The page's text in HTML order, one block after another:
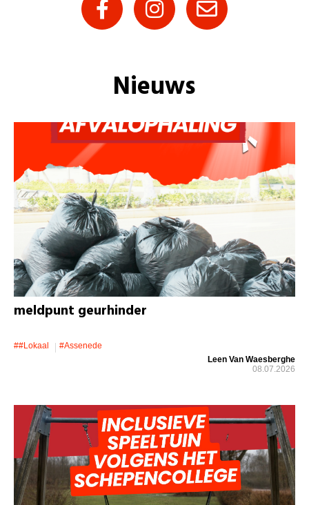
Nieuws
meldpunt geurhinder
##lokaal
#assenede
Leen Van Waesberghe
08.07.2026